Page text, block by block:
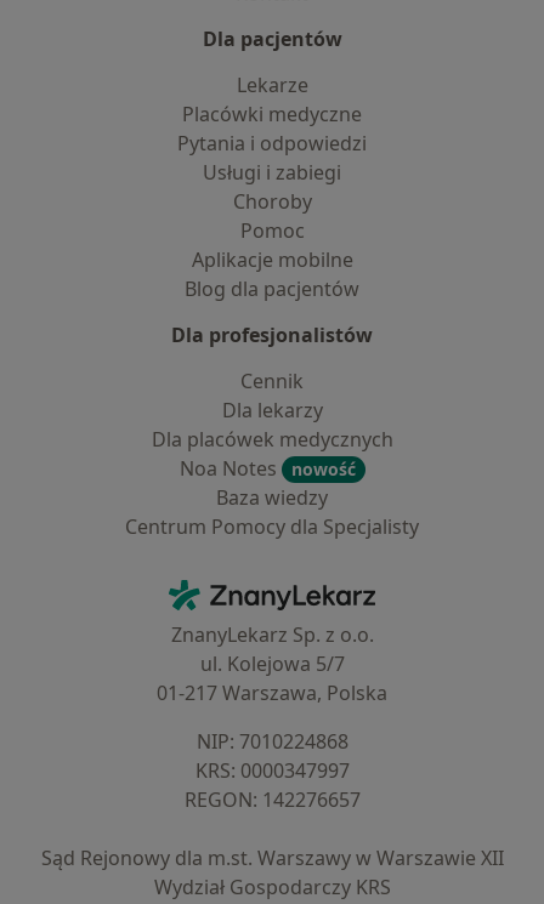
Dla pacjentów
Lekarze
Placówki medyczne
Pytania i odpowiedzi
Usługi i zabiegi
Choroby
Pomoc
Aplikacje mobilne
Blog dla pacjentów
Dla profesjonalistów
Cennik
Dla lekarzy
Dla placówek medycznych
Noa Notes
nowość
Baza wiedzy
Centrum Pomocy dla Specjalisty
ZnanyLekarz - Strona główna
ZnanyLekarz Sp. z o.o.
ul. Kolejowa 5/7
01-217 Warszawa, Polska
NIP: ⁠7010224868
KRS: ⁠0000347997
REGON: ⁠142276657
Sąd Rejonowy dla m.st. Warszawy w Warszawie XII
Wydział Gospodarczy KRS